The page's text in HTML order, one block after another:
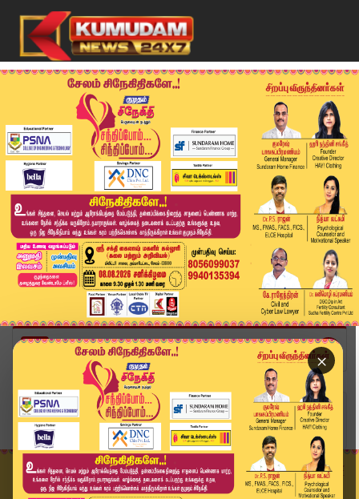
×
Home
வீடியோ ஸ்டோரி
தங்கம் விலை சரிவு பொதுமக்கள் மகிழ்ச்சி | Gold ...